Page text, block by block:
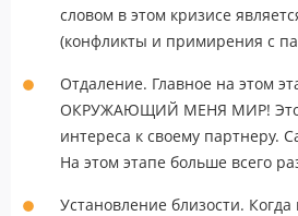
словом в этом кризисе
(конфликты и примирения с
Отдаление. Главное на этом
ОКРУЖАЮЩИЙ МЕНЯ МИР! Это
интереса к своему партнеру.
На этом этапе больше всего
Установление близости.